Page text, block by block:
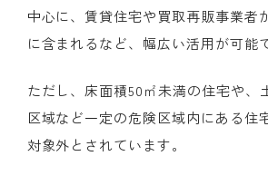
中心に、賃貸住宅や買取再販事業者
に含まれるなど、幅広い活用が可能
ただし、床面積50㎡未満の住宅や、
区域など一定の危険区域内にある住
対象外とされています。​